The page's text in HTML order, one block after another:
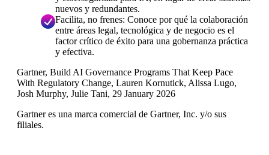
nuevos y redundantes.
Facilita, no frenes: Conoce por qué la colaboración
entre áreas legal, tecnológica y de negocio es el
factor crítico de éxito para una gobernanza práctica
y efectiva.
Gartner, Build AI Governance Programs That Keep Pace
With Regulatory Change, Lauren Kornutick, Alissa Lugo,
Josh Murphy, Julie Tani, 29 January 2026
Gartner es una marca comercial de Gartner, Inc. y/o sus
filiales.